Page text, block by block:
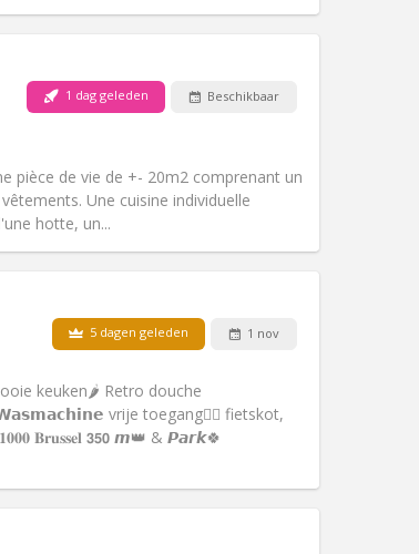
1 dag geleden Beschikbaar
pièce de vie de +- 20m2 comprenant un
Une cuisine individuelle
hotte, un...
Ernstig, rustig, hartelijk
Huisdieren:Nee
5 dagen geleden 1 nov
keuken🌶️ Retro douche
vrije toegang⛓️‍💥 fietskot,
𝐁𝐫𝐮𝐬𝐬𝐞𝐥 𝟯𝟱𝟬 𝙢👑 & 𝙋𝙖𝙧𝙠🍀
Rustig, hartelijk, ernstig
voor PBM:Nee
Huisdieren:Nee